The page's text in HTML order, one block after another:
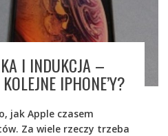
I INDUKCJA –
IPHONE’Y?
jak Apple czasem
Za wiele rzeczy trzeba